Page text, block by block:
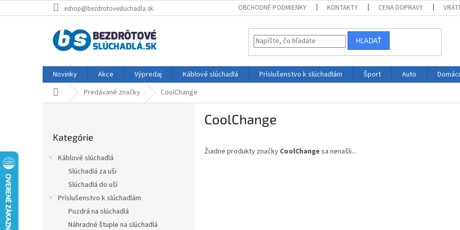
na
eshop@bezdrotovesluchadla.sk OBCHODNÉ PODMIENKY KONTAKTY CENA DOPRAVY
HĽADAŤ
Novinky Akce Výpredaj Káblové slúchadlá Príslušenstvo k slúchadlám Šport Auto
DomovPredávané značky CoolChange
kategórie
Kategórie
Káblové slúchadlá
Slúchadlá za uši
Slúchadlá do uší
Príslušenstvo k slúchadlám
Puzdrá na slúchadlá
Náhradné štuple na slúchadlá
CoolChange
Žiadne produkty značky CoolChange sa nenašli...